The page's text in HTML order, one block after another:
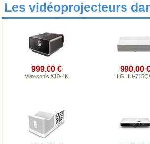
Les vidéoprojecteurs
999,00 €
Viewsonic X10-4K
990,00 €
LG HU-